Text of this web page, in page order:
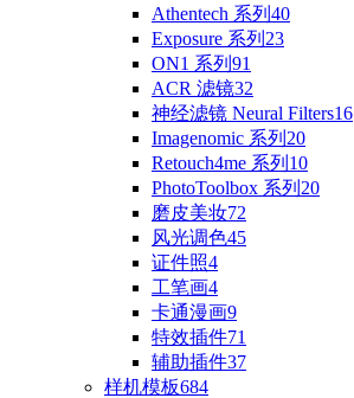
Athentech 系列 40
Exposure 系列 23
ON1 系列 91
ACR 滤镜32
神经滤镜 Neural Filters16
Imagenomic 系列 20
Retouch4me 系列 10
PhotoToolbox 系列 20
磨皮美妆72
风光调色45
证件照4
工笔画4
卡通漫画9
特效插件71
辅助插件37
样机模板684